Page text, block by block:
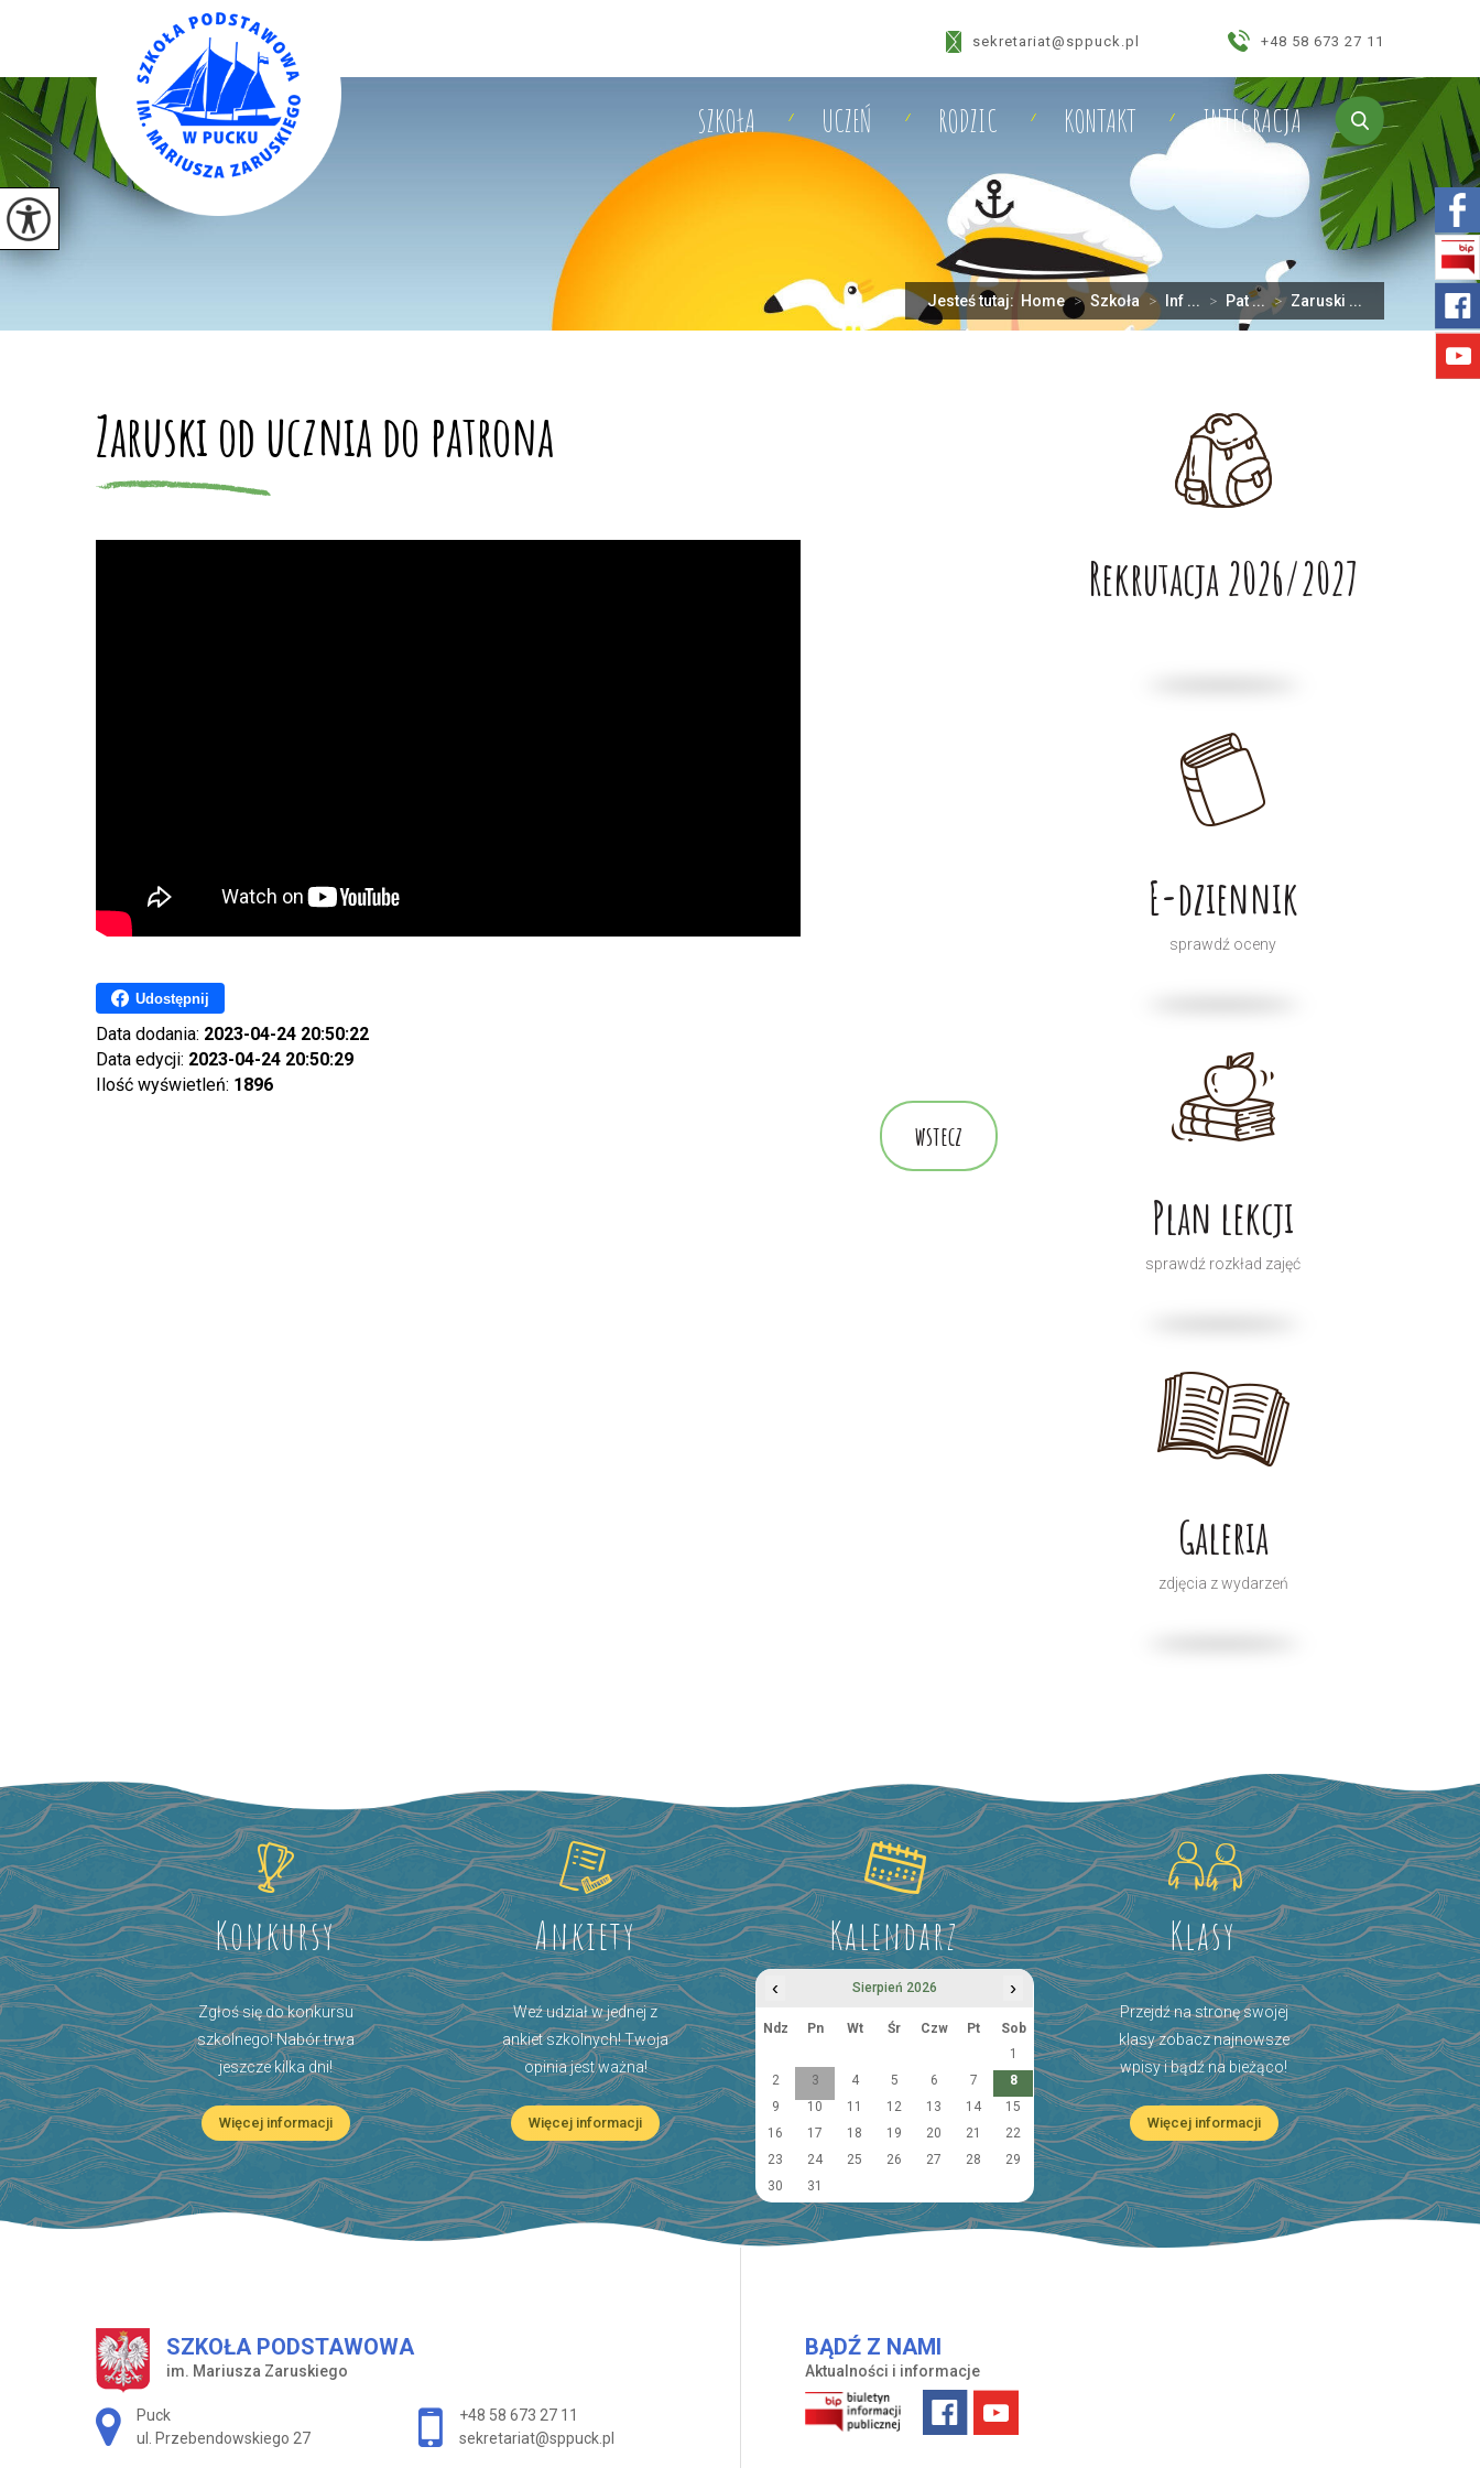
sekretariat@sppuck.pl +48 58 673 27 11
SZKOŁA UCZEŃ RODZIC KONTAKT INTEGRACJA
Jesteś tutaj: Home > Szkoła > Inf ... > Pat ... > Zaruski ...
Zaruski od ucznia do patrona
Udostępnij
Data dodania: 2023-04-24 20:50:22
Data edycji: 2023-04-24 20:50:29
Ilość wyświetleń: 1896
wstecz
Rekrutacja 2026/2027
E-dziennik
sprawdź oceny
Plan lekcji
sprawdź rozkład zajęć
Galeria
zdjęcia z wydarzeń
Konkursy
Zgłoś się do konkursu
szkolnego! Nabór trwa
jeszcze kilka dni!
Więcej informacji
Ankiety
Weź udział w jednej z
ankiet szkolnych! Twoja
opinia jest ważna!
Więcej informacji
Kalendarz
‹ Sierpień 2026 ›
Ndz Pn Wt Śr Czw Pt
Sob
1
2
3 4 5 6 7
8
9
10 11 12 13 14
15
16
17 18 19 20 21
22
23
24 25 26 27 28
29
30
31
Klasy
Przejdź na stronę swojej
klasy zobacz najnowsze
wpisy i bądź na bieżąco!
Więcej informacji
SZKOŁA PODSTAWOWA
im. Mariusza Zaruskiego
Adres pocztowy:
Puck
ul. Przebendowskiego 27
+48 58 673 27 11
sekretariat@sppuck.pl
BĄDŹ Z NAMI
Aktualności i informacje